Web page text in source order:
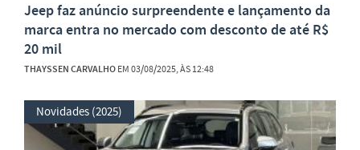
Jeep faz anúncio surpreendente e lançamento da
marca entra no mercado com desconto de até R$
20 mil
THAYSSEN CARVALHOEM 03/08/2025, ÀS 12:48
Novidades (2025)